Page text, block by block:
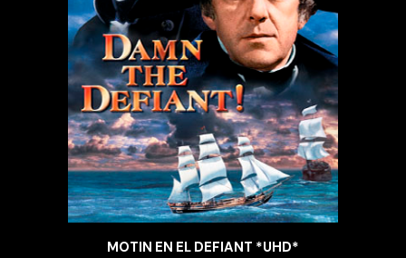
MOTIN EN EL DEFIANT *UHD*